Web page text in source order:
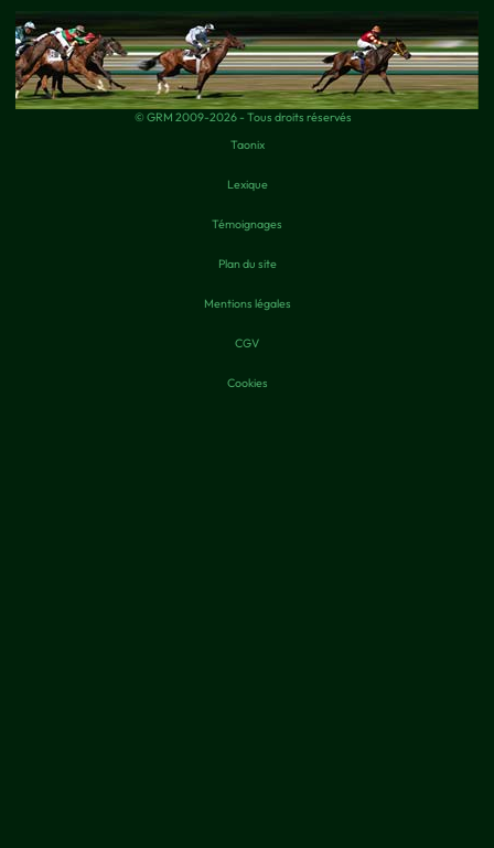
© GRM 2009-2026 - Tous droits réservés
Taonix
Lexique
Témoignages
Plan du site
Mentions légales
CGV
Cookies